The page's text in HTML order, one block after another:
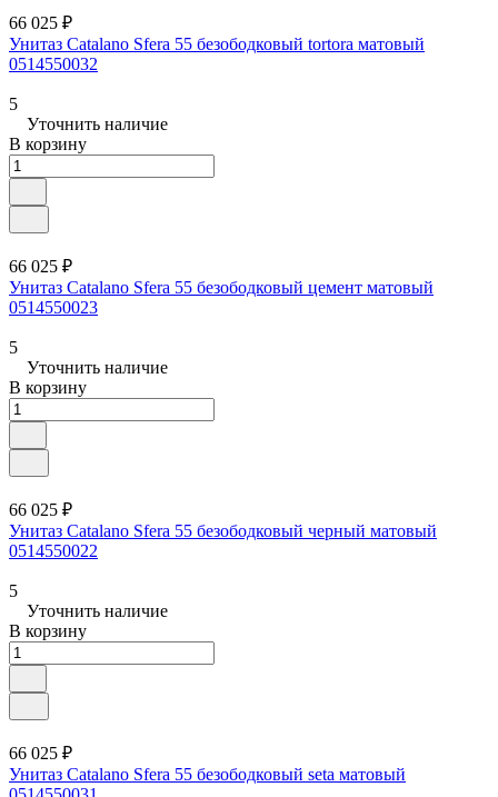
66 025 ₽
Унитаз Catalano Sfera 55 безободковый tortora матовый
0514550032
5
Уточнить наличие
В корзину
66 025 ₽
Унитаз Catalano Sfera 55 безободковый цемент матовый
0514550023
5
Уточнить наличие
В корзину
66 025 ₽
Унитаз Catalano Sfera 55 безободковый черный матовый
0514550022
5
Уточнить наличие
В корзину
66 025 ₽
Унитаз Catalano Sfera 55 безободковый seta матовый